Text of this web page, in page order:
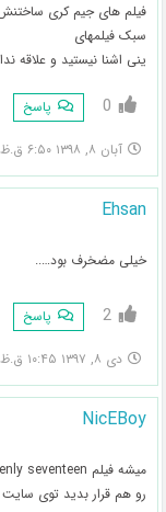
فیلم های جیم کری
سبک فیلمهای
ینی اشنا نیستید و علاقه
0 پاسخ
آبان ۸, ۱۳۹۸ ۶:۵۰ ق.ظ
Ehsan
خیلی مضخرف بود…..
2 پاسخ
دی ۸, ۱۳۹۷ ۱۰:۴۵ ق.ظ
NicEBoy
میشه فیلم suddenly seventeen
رو هم قرار بدید توی سایت محصول سال